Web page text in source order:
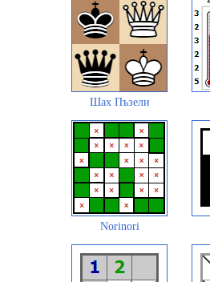
Шах Пъзели
Norinori